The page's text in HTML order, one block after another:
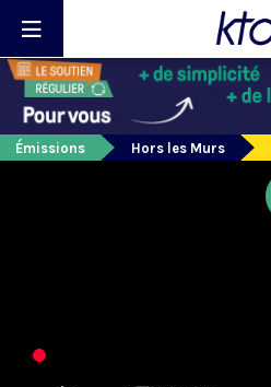
Émissions Hors les Murs